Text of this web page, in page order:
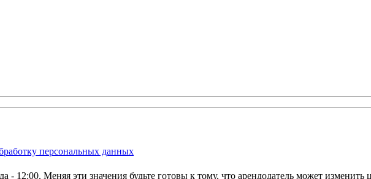
персональных данных
- 12:00. Меняя эти значения будьте готовы к тому, что арендодатель может